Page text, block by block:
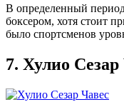
В определенный
боксером, хотя стоит
было спортсменов
7. Хулио Сезар